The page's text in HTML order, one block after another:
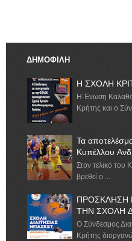
ΔΗΜΟΦΙΛΗ
Η ΣΧΟΛΗ
Η Ένωση
Κρήτης και ο
Τα
Κυπέλλου
Στον τελικό
βρεθεί ο ...
ΠΡΟΣΚΛΗΣΗ
ΤΗΝ ΣΧΟΛΗ
Ο Σύνδεσμος
Κρήτης